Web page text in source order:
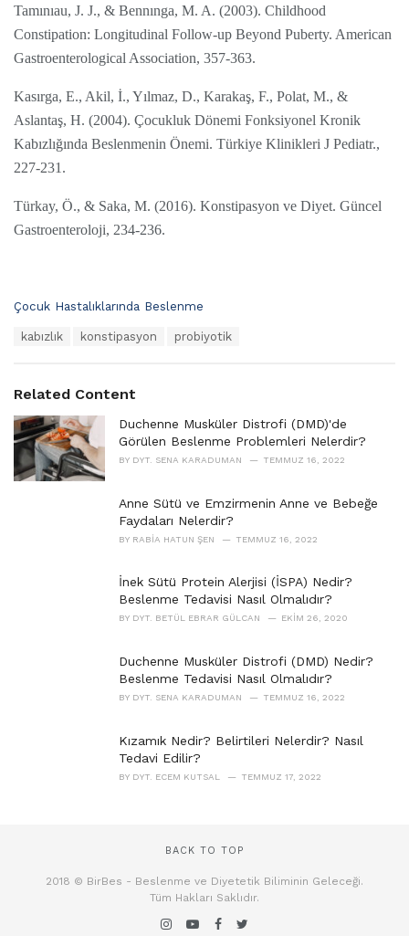
Tamınıau, J. J., & Bennınga, M. A. (2003). Childhood
Constipation: Longitudinal Follow-up Beyond Puberty. American
Gastroenterological Association, 357-363.
Kasırga, E., Akil, İ., Yılmaz, D., Karakaş, F., Polat, M., &
Aslantaş, H. (2004). Çocukluk Dönemi Fonksiyonel Kronik
Kabızlığında Beslenmenin Önemi. Türkiye Klinikleri J Pediatr.,
227-231.
Türkay, Ö., & Saka, M. (2016). Konstipasyon ve Diyet. Güncel
Gastroenteroloji, 234-236.
C
o
r
i
e
:
Çocuk Hastalıklarında Beslenme
:
kabızlık konstipasyon probiyotik
Related Content
Duchenne Musküler Distrofi (DMD)'de
Görülen Beslenme Problemleri Nelerdir?
BY DYT. SENA KARADUMAN TEMMUZ 16, 2022
Anne Sütü ve Emzirmenin Anne ve Bebeğe
Faydaları Nelerdir?
BY RABIA HATUN ŞEN TEMMUZ 16, 2022
İnek Sütü Protein Alerjisi (İSPA) Nedir?
Beslenme Tedavisi Nasıl Olmalıdır?
BY DYT. BETÜL EBRAR GÜLCAN EKIM 26, 2020
Duchenne Musküler Distrofi (DMD) Nedir?
Beslenme Tedavisi Nasıl Olmalıdır?
BY DYT. SENA KARADUMAN TEMMUZ 16, 2022
Kızamık Nedir? Belirtileri Nelerdir? Nasıl
Tedavi Edilir?
BY DYT. ECEM KUTSAL TEMMUZ 17, 2022
BACK TO TOP
2018 © BirBes - Beslenme ve Diyetetik Biliminin Geleceği.
Tüm Hakları Saklıdır.